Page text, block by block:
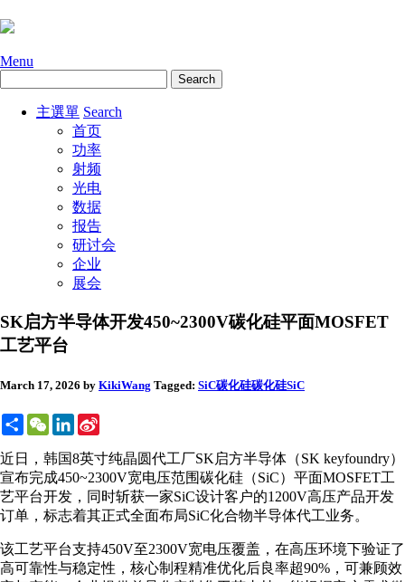
Menu
主選單 Search
首页
功率
射频
光电
数据
报告
研讨会
企业
展会
SK启方半导体开发450~2300V碳化硅平面MOSFET
工艺平台
March 17, 2026 by KikiWang Tagged: SiC碳化硅碳化硅SiC
ShareWeChatLinkedIn
近日，韩国8英寸纯晶圆代工厂SK启方半导体（SK keyfoundry）
宣布完成450~2300V宽电压范围碳化硅（SiC）平面MOSFET工
艺平台开发，同时斩获一家SiC设计客户的1200V高压产品开发
订单，标志着其正式全面布局SiC化合物半导体代工业务。
该工艺平台支持450V至2300V宽电压覆盖，在高压环境下验证了
高可靠性与稳定性，核心制程精准优化后良率超90%，可兼顾效